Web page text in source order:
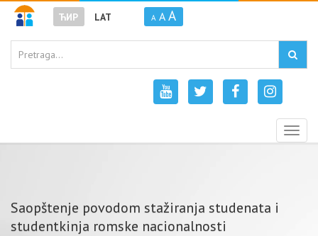
ЋИР LAT A A A
Saopštenje povodom stažiranja studenata i
studentkinja romske nacionalnosti